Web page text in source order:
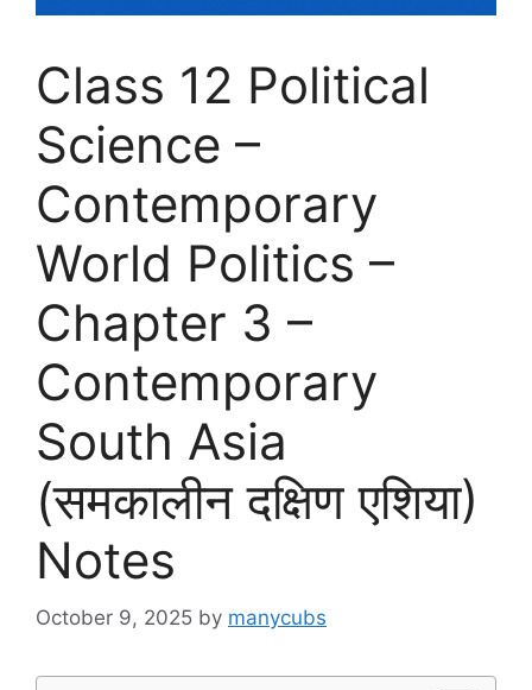
Class 12 Political
Science –
Contemporary
World Politics –
Chapter 3 –
Contemporary
South Asia
(समकालीन दक्षिण एशिया)
Notes
October 9, 2025 by manycubs